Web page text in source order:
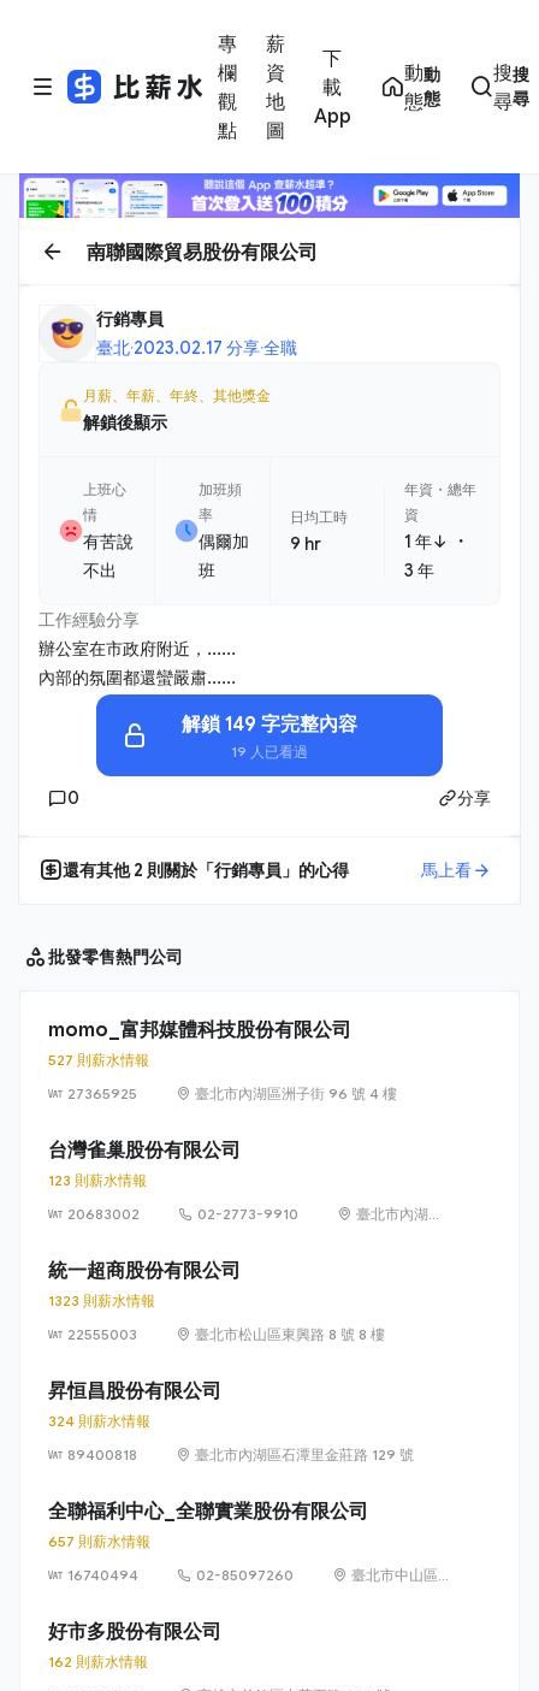
專
欄
觀
點
薪
資
地
圖
下
載
App
動
態
動
態
搜
尋
搜
尋
南聯國際貿易股份有限公司
行銷專員
臺北·2023.02.17 分享·全職
月薪、年薪、年終、其他獎金
解鎖後顯示
上班心
情
有苦說
不出
加班頻
率
偶爾加
班
日均工時
9 hr
年資・總年
資
1 年↓ ・
3 年
工作經驗分享
辦公室在市政府附近，......
內部的氛圍都還蠻嚴肅......
解鎖 149 字完整內容
19 人已看過
0 分享
還有其他2 則關於「行銷專員 」的心得 馬上看
批發零售熱門公司
momo_富邦媒體科技股份有限公司
527 則薪水情報
27365925
臺北市內湖區洲子街 96 號 4 樓
台灣雀巢股份有限公司
123 則薪水情報
20683002
02-2773-9910
臺北市內湖區
統一超商股份有限公司
1323 則薪水情報
22555003
臺北市松山區東興路 8 號 8 樓
昇恒昌股份有限公司
324 則薪水情報
89400818
臺北市內湖區石潭里金莊路 129 號
全聯福利中心_全聯實業股份有限公司
657 則薪水情報
16740494
02-85097260
臺北市中山區敬
好市多股份有限公司
162 則薪水情報